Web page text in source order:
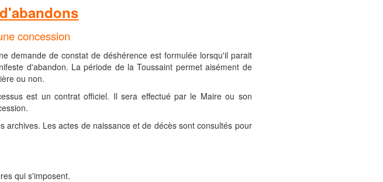
concession
demande de constat de déshérence est formulée lorsqu'il parait
d'abandon. La période de la Toussaint permet aisément de
ou non.
est un contrat officiel. Il sera effectué par le Maire ou son
Les actes de naissance et de décès sont consultés pour
qui s'imposent.